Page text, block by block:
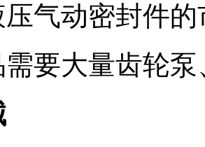
气动密封件
要大量齿轮